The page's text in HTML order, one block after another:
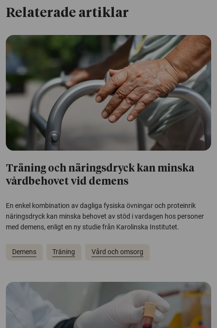
Relaterade artiklar
Träning och näringsdryck kan minska
vårdbehovet vid demens
En enkel kombination av dagliga fysiska övningar och proteinrik
näringsdryck kan minska behovet av stöd i vardagen hos personer
med demens, enligt en ny studie från Karolinska Institutet.
Demens Träning Vård och omsorg